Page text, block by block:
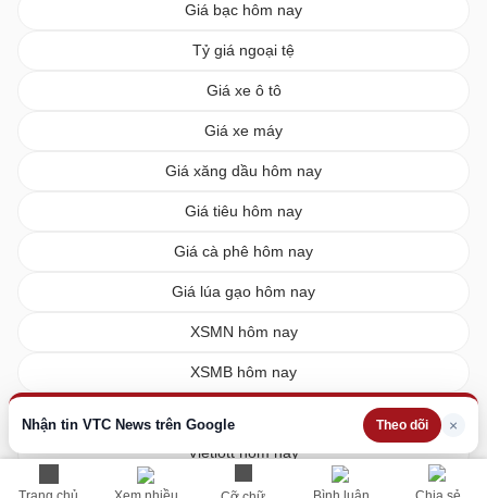
Nhận tin VTC News trên Google Theo dõi ×
Giá bạc hôm nay
Tỷ giá ngoại tệ
Giá xe ô tô
Giá xe máy
Giá xăng dầu hôm nay
Giá tiêu hôm nay
Giá cà phê hôm nay
Giá lúa gạo hôm nay
XSMN hôm nay
XSMB hôm nay
Vietlott hôm nay